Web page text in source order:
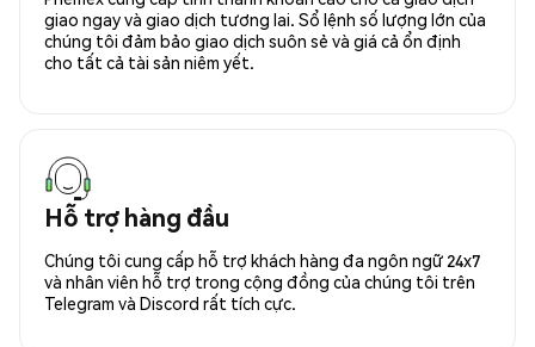
giao ngay và giao dịch tương lai. Sổ lệnh số lượng lớn của
chúng tôi đảm bảo giao dịch suôn sẻ và giá cả ổn định
cho tất cả tài sản niêm yết.
Hỗ trợ hàng đầu
Chúng tôi cung cấp hỗ trợ khách hàng đa ngôn ngữ 24x7
và nhân viên hỗ trợ trong cộng đồng của chúng tôi trên
Telegram và Discord rất tích cực.